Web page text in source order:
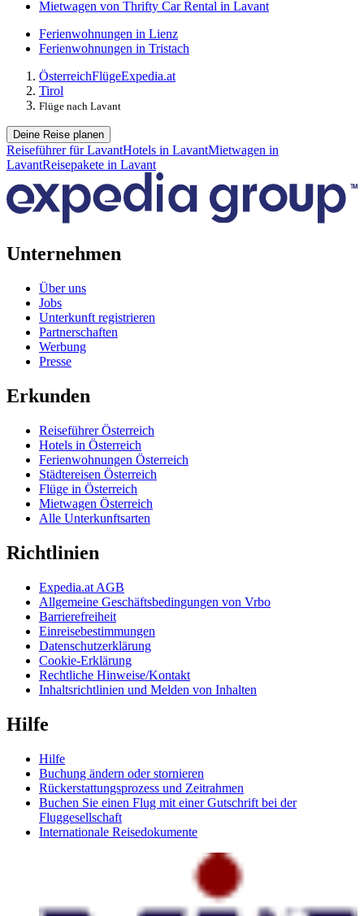
Mietwagen von Thrifty Car Rental in Lavant
Ferienwohnungen in Lienz
Ferienwohnungen in Tristach
ÖsterreichFlügeExpedia.at
Tirol
Flüge nach Lavant
Deine Reise planen
Reiseführer für LavantHotels in LavantMietwagen in
LavantReisepakete in Lavant
Unternehmen
Über uns
Jobs
Unterkunft registrieren
Partnerschaften
Werbung
Presse
Erkunden
Reiseführer Österreich
Hotels in Österreich
Ferienwohnungen Österreich
Städtereisen Österreich
Flüge in Österreich
Mietwagen Österreich
Alle Unterkunftsarten
Richtlinien
Expedia.at AGB
Allgemeine Geschäftsbedingungen von Vrbo
Barrierefreiheit
Einreisebestimmungen
Datenschutzerklärung
Cookie-Erklärung
Rechtliche Hinweise/Kontakt
Inhaltsrichtlinien und Melden von Inhalten
Hilfe
Hilfe
Buchung ändern oder stornieren
Rückerstattungsprozess und Zeitrahmen
Buchen Sie einen Flug mit einer Gutschrift bei der
Fluggesellschaft
Internationale Reisedokumente